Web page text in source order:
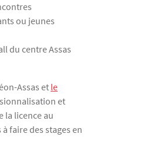
ou jeunes
du centre Assas
Assas etle
et
la licence au
faire des stages en